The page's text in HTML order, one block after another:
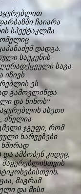
ჩაიარა
სპექტაკლმა
დადგა.
საუკუნის
საგა
იზივს
ეს
გამოვლინდა
და ნინოს“
ასეთი
ძნელია
ჯგუფი, რომ
ხარვეზები
ხშირად
ამბობენ კიდეც,
მაგრამ
და მისი